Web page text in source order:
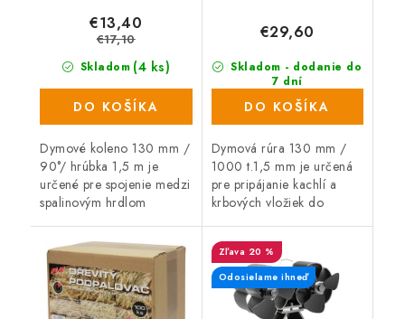
Skladom (4 ks)
€13,40
€17,10
DO KOŠÍKA
Dymové koleno 130 mm /
90°/ hrúbka 1,5 m je
určené pre spojenie medzi
spalinovým hrdlom
sopúchom.
Skladom - dodanie do
7 dní
(3 ks)
€29,60
DO KOŠÍKA
Dymová rúra 130 mm /
1000 t.1,5 mm je určená
pre pripájanie kachlí a
krbových vložiek do
20 %
Odosielame ihneď